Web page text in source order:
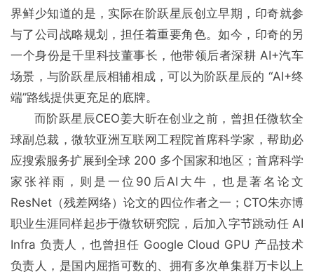
界鲜少知道的是，实际在阶跃星辰创立早期，印奇就参
与了公司战略规划，担任着重要角色。如今，印奇的另
一个身份是千里科技董事长，他带领后者深耕 AI+汽⻋
场景，与阶跃星辰相辅相成，可以为阶跃星辰的 “AI+终
端”路线提供更充⾜的底牌。
而阶跃星辰CEO姜⼤昕在创业之前，曾担任微软全
球副总裁，微软亚洲互联⽹⼯程院⾸席科学家，帮助必
应搜索服务扩展到全球 200 多个国家和地区；首席科学
家张祥⾬，则是一位90后AI大牛，也是著名论⽂
ResNet（残差网络）论⽂的四位作者之⼀；CTO朱亦博
职业生涯同样起步于微软研究院，后加⼊字节跳动任 AI
Infra 负责⼈，也曾担任 Google Cloud GPU 产品技术
负责⼈，是国内屈指可数的、拥有多次单集群万卡以上